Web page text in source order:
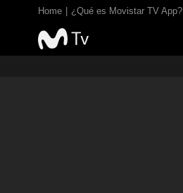
Home ¿Qué es Movistar TV App?